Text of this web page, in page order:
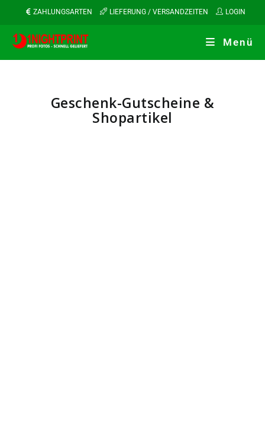
ZAHLUNGSARTEN LIEFERUNG / VERSANDZEITEN LOGIN
Menü
Geschenk-Gutscheine &
Shopartikel